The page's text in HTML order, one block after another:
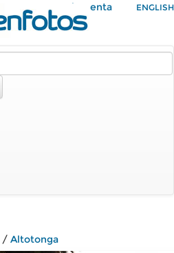
Mi Cuenta ENGLISH
/ Altotonga